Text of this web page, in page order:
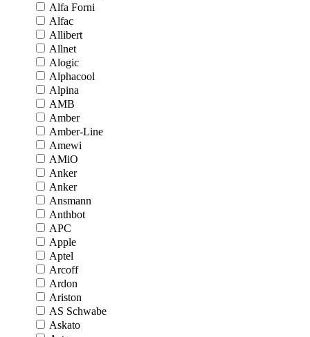
Alfa Forni
Alfac
Allibert
Allnet
Alogic
Alphacool
Alpina
AMB
Amber
Amber-Line
Amewi
AMiO
Anker
Anker
Ansmann
Anthbot
APC
Apple
Aptel
Arcoff
Ardon
Ariston
AS Schwabe
Askato